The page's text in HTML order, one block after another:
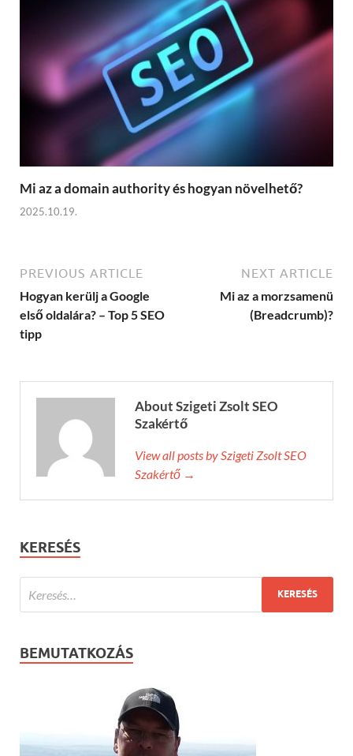
Mi az a domain authority és hogyan növelhető?
2025.10.19.
PREVIOUS ARTICLE
Hogyan kerülj a Google
első oldalára? – Top 5 SEO
tipp
NEXT ARTICLE
Mi az a morzsamenü
(Breadcrumb)?
About Szigeti Zsolt SEO
Szakértő
View all posts by Szigeti Zsolt SEO
Szakértő →
KERESÉS
BEMUTATKOZÁS